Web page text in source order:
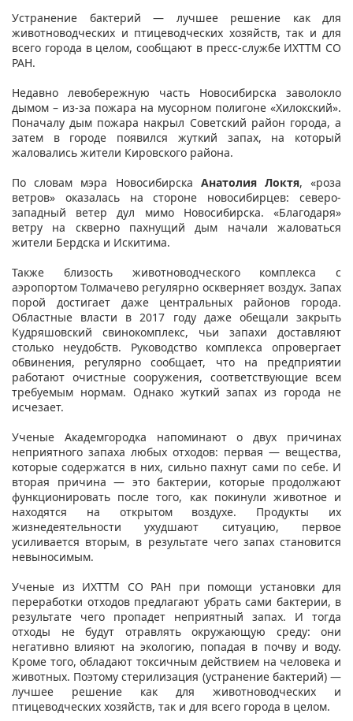
Устранение бактерий — лучшее решение как для
животноводческих и птицеводческих хозяйств, так и для
всего города в целом, сообщают в пресс-службе ИХТТМ СО
РАН.
Недавно левобережную часть Новосибирска заволокло
дымом – из-за пожара на мусорном полигоне «Хилокский».
Поначалу дым пожара накрыл Советский район города, а
затем в городе появился жуткий запах, на который
жаловались жители Кировского района.
По словам мэра Новосибирска Анатолия Локтя, «роза
ветров» оказалась на стороне новосибирцев: северо-
западный ветер дул мимо Новосибирска. «Благодаря»
ветру на скверно пахнущий дым начали жаловаться
жители Бердска и Искитима.
Также близость животноводческого комплекса с
аэропортом Толмачево регулярно оскверняет воздух. Запах
порой достигает даже центральных районов города.
Областные власти в 2017 году даже обещали закрыть
Кудряшовский свинокомплекс, чьи запахи доставляют
столько неудобств. Руководство комплекса опровергает
обвинения, регулярно сообщает, что на предприятии
работают очистные сооружения, соответствующие всем
требуемым нормам. Однако жуткий запах из города не
исчезает.
Ученые Академгородка напоминают о двух причинах
неприятного запаха любых отходов: первая — вещества,
которые содержатся в них, сильно пахнут сами по себе. И
вторая причина — это бактерии, которые продолжают
функционировать после того, как покинули животное и
находятся на открытом воздухе. Продукты их
жизнедеятельности ухудшают ситуацию, первое
усиливается вторым, в результате чего запах становится
невыносимым.
Ученые из ИХТТМ СО РАН при помощи установки для
переработки отходов предлагают убрать сами бактерии, в
результате чего пропадет неприятный запах. И тогда
отходы не будут отравлять окружающую среду: они
негативно влияют на экологию, попадая в почву и воду.
Кроме того, обладают токсичным действием на человека и
животных. Поэтому стерилизация (устранение бактерий) —
лучшее решение как для животноводческих и
птицеводческих хозяйств, так и для всего города в целом.